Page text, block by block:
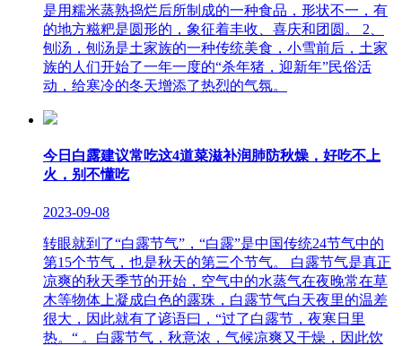
是用糯米蒸熟捣烂后所制成的一种食品，形状不一，有
的地方糍粑是圆形的，象征着丰收、喜庆和团圆。 2、
刨汤，刨汤是土家族的一种传统美食，小雪前后，土家
族的人们开始了一年一度的“杀年猪，迎新年”民俗活
动，给寒冷的冬天增添了热烈的气氛。
今日白露建议常吃这4道菜滋补润肺防秋燥，好吃不上
火，别不懂吃
2023-09-08
转眼就到了“白露节气”，“白露”是中国传统24节气中的
第15个节气，也是秋天的第三个节气。 白露节气是真正
凉爽的秋天季节的开始，空气中的水蒸气在夜晚常在草
木等物体上凝成白色的露珠，白露节气白天夜里的温差
很大，因此就有了谚语曰，“过了白露节，夜寒日里
热。“ 。白露节气，秋意浓，气候凉爽又干燥，因此饮